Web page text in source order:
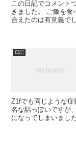
この日記でコメント
きました。 ご飯を食
合えたのは有意義で
日記
Z1fでも同じような
名な話っぽいですが
になってしまいまし